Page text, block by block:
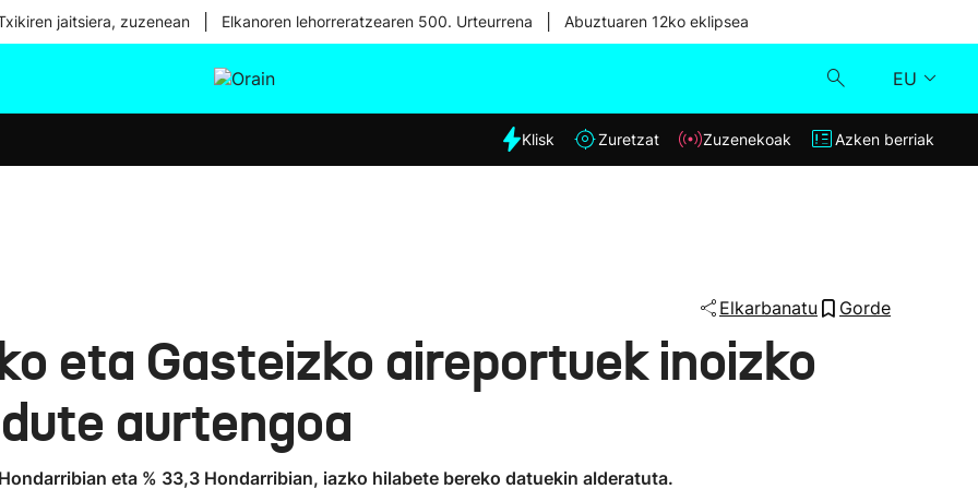
jaitsiera, zuzenean Elkanoren lehorreratzearen 500. Urteurrena Abuztuaren 12ko eklipsea
EU
Eguraldia
Klisk
Klisk Zuretzat Zuzenekoak Azken berriak
Elkarbanatu Gorde
eta Gasteizko aireportuek inoizko
aurtengoa
eta % 33,3 Hondarribian, iazko hilabete bereko datuekin alderatuta.